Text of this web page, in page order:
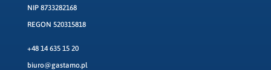
NIP 8733282168
REGON 520315818
+48 14 635 15 20
biuro@gastamo.pl